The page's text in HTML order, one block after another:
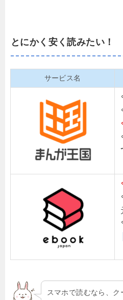
とにかく安く読みたい！
サービス名
スマホで読むなら、